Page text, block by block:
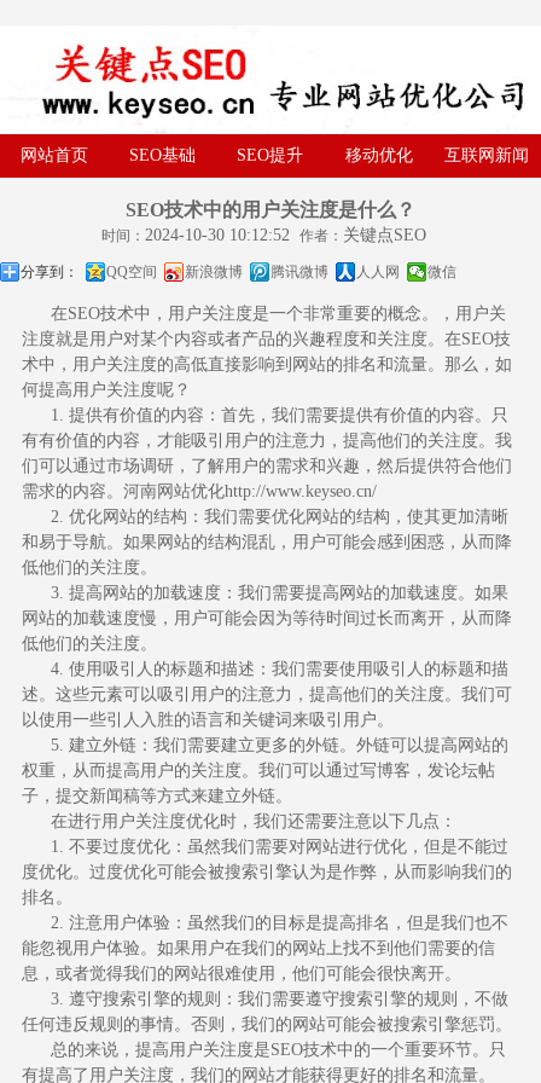
网站首页 SEO基础 SEO提升 移动优化 互联网新闻
SEO技术中的用户关注度是什么？
时间： 2024-10-30 10:12:52 作者： 关键点SEO
分享到： QQ空间 新浪微博 腾讯微博 人人网 微信
在SEO技术中，用户关注度是一个非常重要的概念。，用户关
注度就是用户对某个内容或者产品的兴趣程度和关注度。在SEO技
术中，用户关注度的高低直接影响到网站的排名和流量。那么，如
何提高用户关注度呢？
1. 提供有价值的内容：首先，我们需要提供有价值的内容。只
有有价值的内容，才能吸引用户的注意力，提高他们的关注度。我
们可以通过市场调研，了解用户的需求和兴趣，然后提供符合他们
需求的内容。 河南网站优化http://www.keyseo.cn/
2. 优化网站的结构：我们需要优化网站的结构，使其更加清晰
和易于导航。如果网站的结构混乱，用户可能会感到困惑，从而降
低他们的关注度。
3. 提高网站的加载速度：我们需要提高网站的加载速度。如果
网站的加载速度慢，用户可能会因为等待时间过长而离开，从而降
低他们的关注度。
4. 使用吸引人的标题和描述：我们需要使用吸引人的标题和描
述。这些元素可以吸引用户的注意力，提高他们的关注度。我们可
以使用一些引人入胜的语言和关键词来吸引用户。
5. 建立外链：我们需要建立更多的外链。外链可以提高网站的
权重，从而提高用户的关注度。我们可以通过写博客，发论坛帖
子，提交新闻稿等方式来建立外链。
在进行用户关注度优化时，我们还需要注意以下几点：
1. 不要过度优化：虽然我们需要对网站进行优化，但是不能过
度优化。过度优化可能会被搜索引擎认为是作弊，从而影响我们的
排名。
2. 注意用户体验：虽然我们的目标是提高排名，但是我们也不
能忽视用户体验。如果用户在我们的网站上找不到他们需要的信
息，或者觉得我们的网站很难使用，他们可能会很快离开。
3. 遵守搜索引擎的规则：我们需要遵守搜索引擎的规则，不做
任何违反规则的事情。否则，我们的网站可能会被搜索引擎惩罚。
总的来说，提高用户关注度是SEO技术中的一个重要环节。只
有提高了用户关注度，我们的网站才能获得更好的排名和流量。